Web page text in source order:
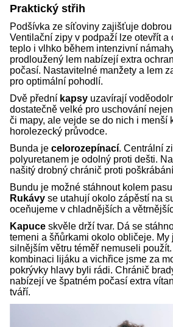
Praktický střih
Podšívka ze síťoviny zajišťuje
Ventilační zipy v podpaží lze otevřít a
teplo i vlhko během intenzivní
prodloužený lem nabízejí extra
počasí. Nastavitelné manžety a lem
pro optimální pohodlí.
Dvě přední kapsy uzavírají
dostatečně velké pro uschování
či mapy, ale vejde se do nich i menší
horolezecký průvodce.
Bunda je celorozepínací. Centrální
polyuretanem je odolný proti dešti.
našitý drobný chránič proti
Bundu je možné stáhnout kolem
Rukávy se utahují okolo zápěstí na
oceňujeme v chladnějších a
Kapuce skvěle drží tvar. Dá se
temeni a šňůrkami okolo obličeje. My
silnějším větru téměř nemuseli
kombinaci lijáku a vichřice jsme za
pokrývky hlavy byli rádi. Chránič
nabízejí ve špatném počasí extra
tváří.